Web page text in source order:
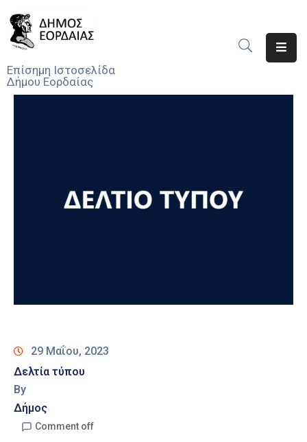
Επίσημη Ιστοσελίδα
Δήμου Εορδαίας
Ο
29 Μαΐου, 2023
Δελτία τύπου
By
Δήμος
Comment off